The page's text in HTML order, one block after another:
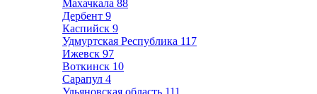
Махачкала 88
Дербент 9
Каспийск 9
Удмуртская Республика 117
Ижевск 97
Воткинск 10
Сарапул 4
Ульяновская область 111